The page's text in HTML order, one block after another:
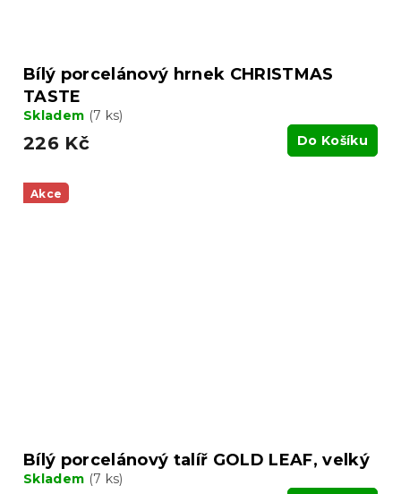
Bílý porcelánový hrnek CHRISTMAS
TASTE
Skladem (7 ks)
226 Kč Do Košíku
Akce
Bílý porcelánový talíř GOLD LEAF, velký
Skladem (7 ks)